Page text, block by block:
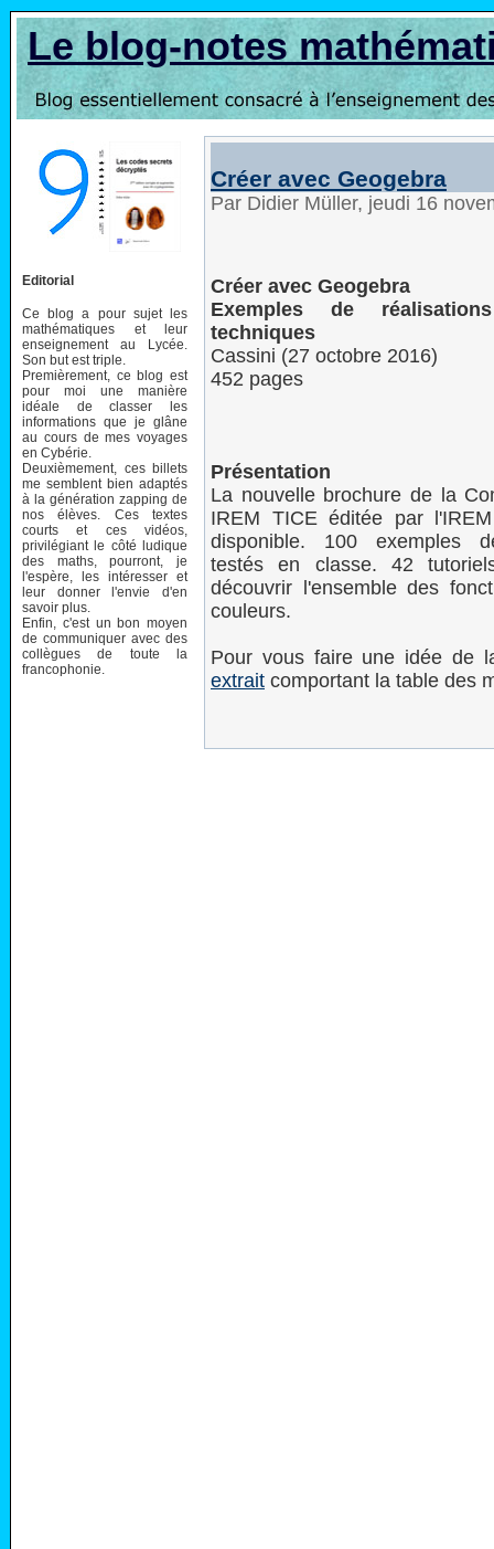
Le blog-notes
Editorial
Ce blog a pour sujet les
mathématiques et leur
enseignement au Lycée.
Son but est triple.
Premièrement, ce blog est
pour moi une manière
idéale de classer les
informations que je glâne
au cours de mes voyages
en Cybérie.
Deuxièmement, ces billets
me semblent bien adaptés
à la génération zapping de
nos élèves. Ces textes
courts et ces vidéos,
privilégiant le côté ludique
des maths, pourront, je
l'espère, les intéresser et
leur donner l'envie d'en
savoir plus.
Enfin, c'est un bon moyen
de communiquer avec des
collègues de toute la
francophonie.
Créer avec Geogebra
Par Didier Müller, jeudi 16
Créer avec Geogebra
Exemples de
techniques
Cassini (27 octobre 2016)
452 pages
Présentation
La nouvelle brochure de la
IREM TICE éditée par
disponible. 100 exemples
testés en classe. 42
découvrir l'ensemble des
couleurs.
Pour vous faire une idée de
extrait comportant la table des